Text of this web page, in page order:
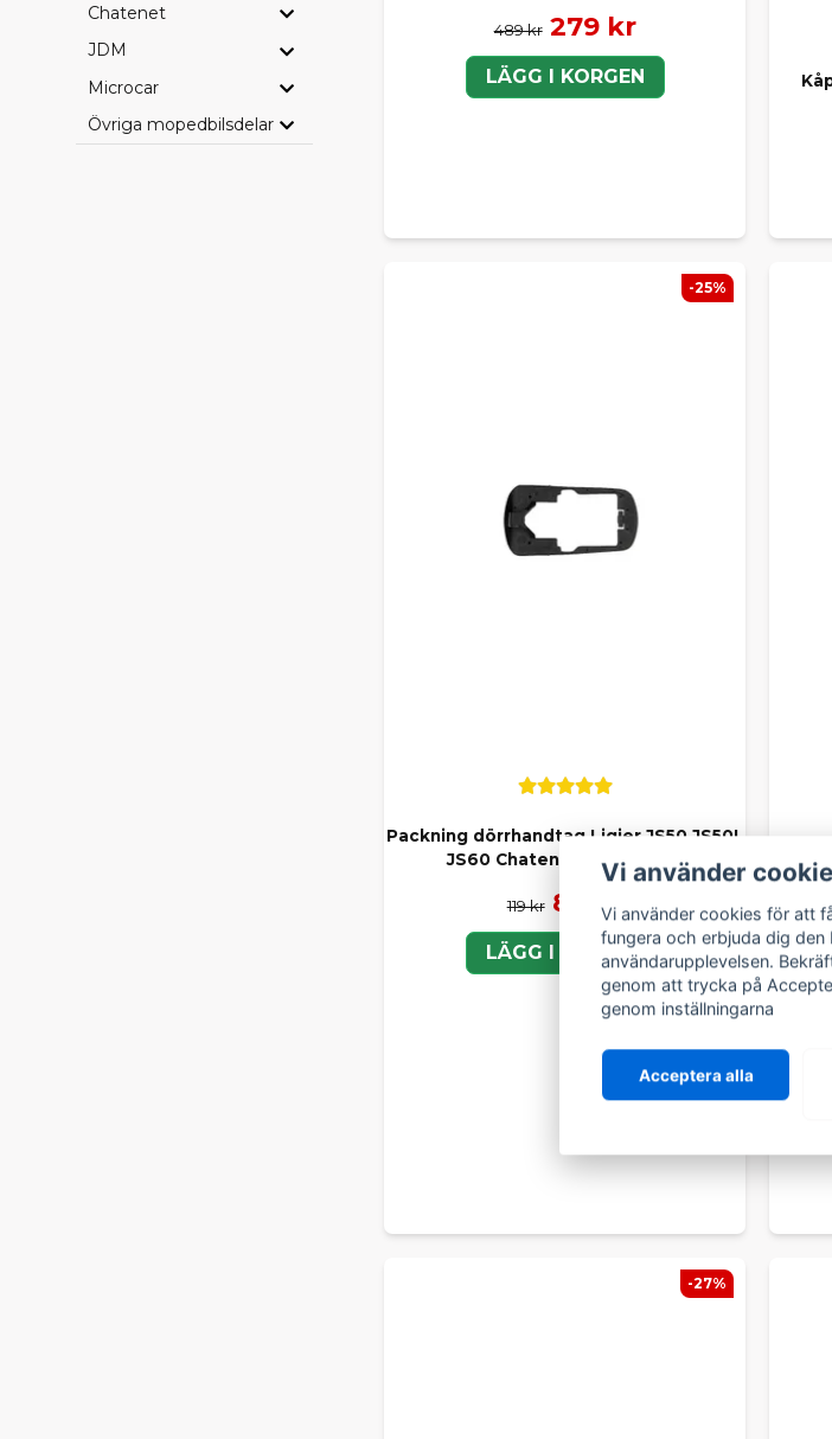
Chatenet
JDM
Microcar
Övriga mopedbilsdelar
489 kr 279 kr
LÄGG I KORGEN
Packning dörrhandtag Ligier JS50 JS50L
JS60 Chatenet CH40 Ch46
119 kr 89 kr
LÄGG I KORGEN
-25%
-27%
Vi använder
Vi använder cookies för att
fungera och erbjuda dig den
användarupplevelsen.
genom att trycka på
genom inställningarna
Acceptera alla